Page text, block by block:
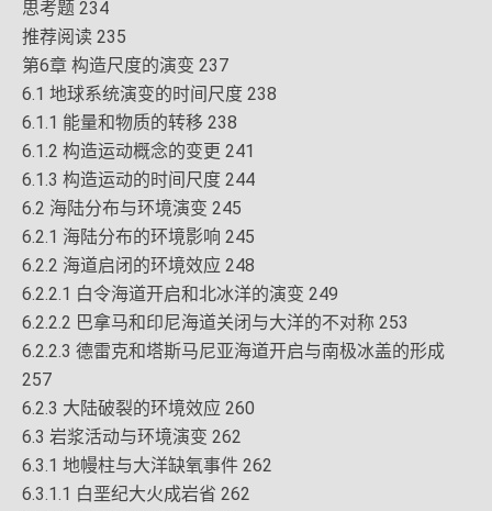
思考题 234
推荐阅读 235
第6章 构造尺度的演变 237
6.1 地球系统演变的时间尺度 238
6.1.1 能量和物质的转移 238
6.1.2 构造运动概念的变更 241
6.1.3 构造运动的时间尺度 244
6.2 海陆分布与环境演变 245
6.2.1 海陆分布的环境影响 245
6.2.2 海道启闭的环境效应 248
6.2.2.1 白令海道开启和北冰洋的演变 249
6.2.2.2 巴拿马和印尼海道关闭与大洋的不对称 253
6.2.2.3 德雷克和塔斯马尼亚海道开启与南极冰盖的形成
257
6.2.3 大陆破裂的环境效应 260
6.3 岩浆活动与环境演变 262
6.3.1 地幔柱与大洋缺氧事件 262
6.3.1.1 白垩纪大火成岩省 262